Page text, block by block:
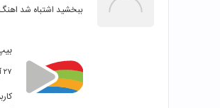
ببخشید اشتباه شد اهنگ
۲۷ آبان ۱۳۹۶